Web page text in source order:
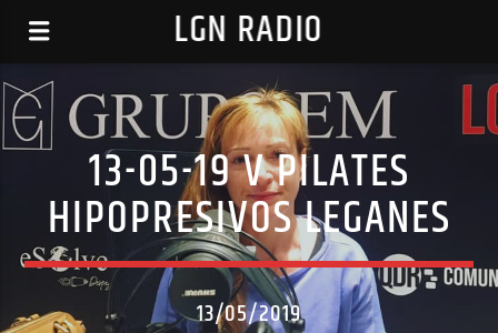
LGN RADIO
13-05-19 V PILATES
HIPOPRESIVOS LEGANES
13/05/2019